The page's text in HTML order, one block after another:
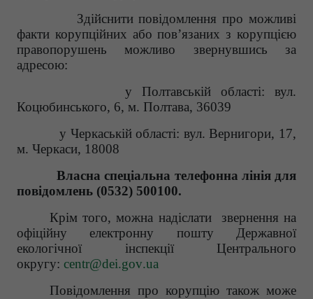
Здійснити повідомлення про можливі
факти корупційних або пов’язаних з корупцією
правопорушень можливо звернувшись за
адресою:
у Полтавській області: вул.
Коцюбинського, 6, м. Полтава, 36039
у Черкаській області: вул. Вернигори, 17,
м. Черкаси, 18008
Власна спеціальна телефонна лінія для
повідомлень (0532) 500100.
Крім того, можна надіслати звернення на
офіційну електронну пошту Державної
екологічної інспекції Центрального
округу: centr@dei.gov.ua
Повідомлення про корупцію також може